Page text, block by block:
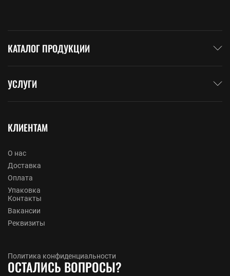
КАТАЛОГ ПРОДУКЦИИ
УСЛУГИ
КЛИЕНТАМ
О нас
Доставка
Оплата
Упаковка
Контакты
Вакансии
Реквизиты
Политика конфиденциальности
ОСТАЛИСЬ ВОПРОСЫ?